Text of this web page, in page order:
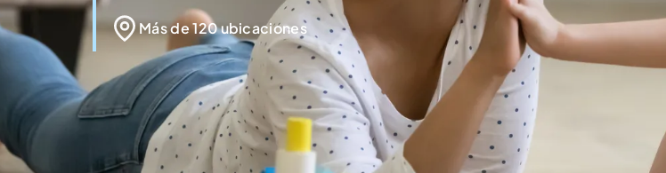
Más de 120 ubicaciones